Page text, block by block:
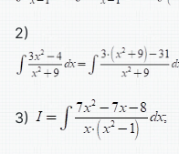
2)
3)